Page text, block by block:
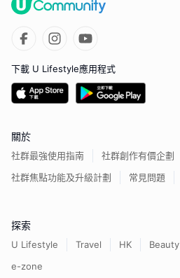
下載 U Lifestyle應用程式
關於
社群最強使用指南
社群創作有價企劃
社群焦點功能及升級計劃
常見問題
探索
U Lifestyle Travel HK Beauty
e-zone